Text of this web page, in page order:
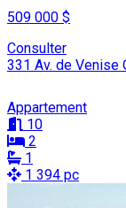
509 000 $
Consulter
331 Av. de Venise
Appartement
10
2
1
1 394 pc